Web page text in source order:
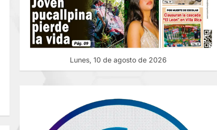
Lunes, 10 de agosto de 2026